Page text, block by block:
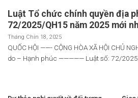
Luật Tổ chức chính quyền địa
72/2025/QH15 năm 2025 mới
Tháng Chín 18, 2025
QUỐC HỘI ——- CỘNG HÒA XÃ HỘI CHỦ
do – Hạnh phúc ————— Luật số: 72/2025/